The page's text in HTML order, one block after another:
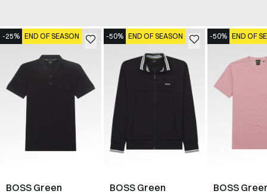
-25% END OF SEASON
BOSS Green
-50% END OF SEASON
BOSS Green
-50% END OF
BOSS